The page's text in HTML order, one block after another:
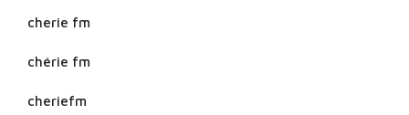
cherie fm
chérie fm
cheriefm